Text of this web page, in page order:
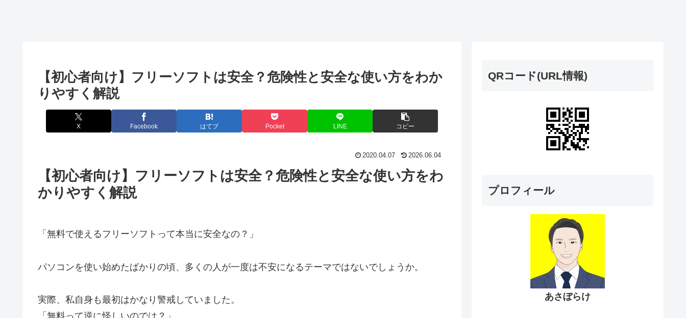
【初心者向け】フリーソフトは安全？危険性と安全な使い方をわか
りやすく解説
X Facebook はてブ Pocket LINE コピー
2020.04.07 2026.06.04
【初心者向け】フリーソフトは安全？危険性と安全な使い方をわ
かりやすく解説
「無料で使えるフリーソフトって本当に安全なの？」
パソコンを使い始めたばかりの頃、多くの人が一度は不安になるテーマではないでしょうか。
実際、私自身も最初はかなり警戒していました。
QRコード(URL情報)
プロフィール
あさぼらけ